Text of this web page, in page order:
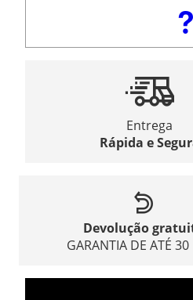
Entrega
Rápida e
Devolução
GARANTIA DE ATÉ 30